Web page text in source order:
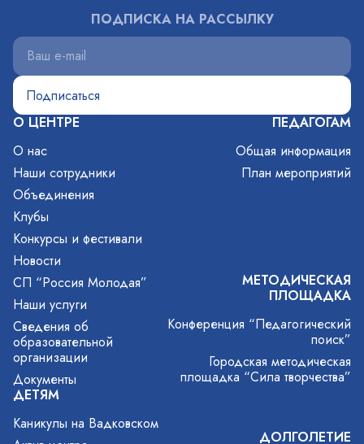
О ЦЕНТРЕ
О нас
Наши сотрудники
Объединения
Клубы
Конкурсы и фестивали
Новости
СП “Россия Молодая”
Наши услуги
Сведения об
образовательной
организации
Документы
ДЕТЯМ
Каникулы на Вадковском
ПЕДАГОГАМ
Общая информация
План мероприятий
МЕТОДИЧЕСКАЯ
ПЛОЩАДКА
Конференция “Педагогический
поиск”
Городская методическая
площадка “Сила творчества”
ДОЛГОЛЕТИЕ
ПОДПИСКА НА РАССЫЛКУ